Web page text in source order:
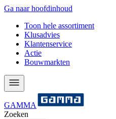
Ga naar hoofdinhoud
Toon hele assortiment
Klusadvies
Klantenservice
Actie
Bouwmarkten
GAMMA
Zoeken